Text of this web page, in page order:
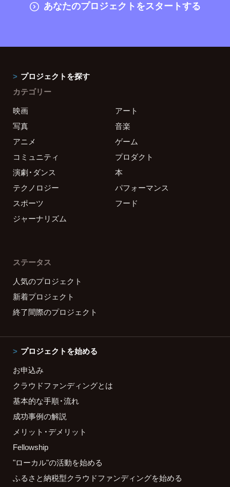
あなたのプロジェクトをスタートする
プロジェクトを探す
カテゴリー
映画
アート
写真
音楽
アニメ
ゲーム
コミュニティ
プロダクト
演劇・ダンス
本
テクノロジー
パフォーマンス
スポーツ
フード
ジャーナリズム
ステータス
人気のプロジェクト
新着プロジェクト
終了間際のプロジェクト
プロジェクトを始める
お申込み
クラウドファンディングとは
基本的な手順・流れ
成功事例の解説
メリット・デメリット
Fellowship
"ローカル"の活動を始める
ふるさと納税型クラウドファンディングを始める